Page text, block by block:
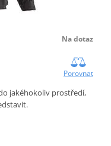
Na dotaz
Porovnat
jakéhokoliv prostředí,